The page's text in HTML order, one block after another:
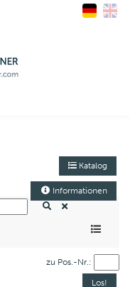
Katalog
Informationen
zu Pos.-Nr.: